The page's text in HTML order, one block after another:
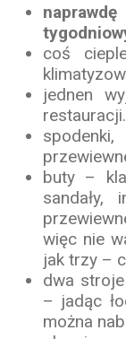
coś
jednen
restauracji.
buty –
sandały,
więc nie
jak trzy –
dwa
– jadąc
można